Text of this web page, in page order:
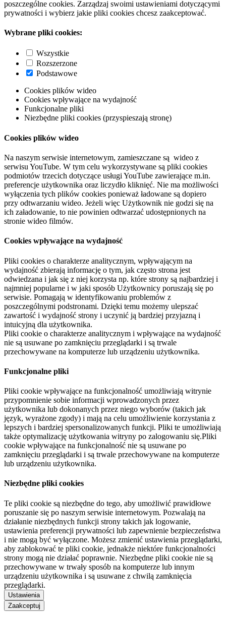
poszczególne cookies. Zarządzaj swoimi ustawieniami dotyczącymi
prywatności i wybierz jakie pliki cookies chcesz zaakceptować.
Wybrane pliki cookies:
Wszystkie
Rozszerzone
Podstawowe
Cookies plików wideo
Cookies wpływające na wydajność
Funkcjonalne pliki
Niezbędne pliki cookies (przyspieszają stronę)
Cookies plików wideo
Na naszym serwisie internetowym, zamieszczane są wideo z
serwisu YouTube. W tym celu wykorzystywane są pliki cookies
podmiotów trzecich dotyczące usługi YouTube zawierające m.in.
preferencje użytkownika oraz liczydło kliknięć. Nie ma możliwości
wyłączenia tych plików cookies ponieważ ładowane są dopiero
przy odtwarzaniu wideo. Jeżeli więc Użytkownik nie godzi się na
ich załadowanie, to nie powinien odtwarzać udostępnionych na
stronie wideo filmów.
Cookies wpływające na wydajność
Pliki cookies o charakterze analitycznym, wpływającym na
wydajność zbierają informację o tym, jak często strona jest
odwiedzana i jak się z niej korzysta np. które strony są najbardziej i
najmniej popularne i w jaki sposób Użytkownicy poruszają się po
serwisie. Pomagają w identyfikowaniu problemów z
poszczególnymi podstronami. Dzięki temu możemy ulepszać
zawartość i wydajność strony i uczynić ją bardziej przyjazną i
intuicyjną dla użytkownika.
Pliki cookie o charakterze analitycznym i wpływające na wydajność
nie są usuwane po zamknięciu przeglądarki i są trwale
przechowywane na komputerze lub urządzeniu użytkownika.
Funkcjonalne pliki
Pliki cookie wpływające na funkcjonalność umożliwiają witrynie
przypomnienie sobie informacji wprowadzonych przez
użytkownika lub dokonanych przez niego wyborów (takich jak
język, wyrażone zgody) i mają na celu umożliwienie korzystania z
lepszych i bardziej spersonalizowanych funkcji. Pliki te umożliwiają
także optymalizację użytkowania witryny po zalogowaniu się.Pliki
cookie wpływające na funkcjonalność nie są usuwane po
zamknięciu przeglądarki i są trwale przechowywane na komputerze
lub urządzeniu użytkownika.
Niezbędne pliki cookies
Te pliki cookie są niezbędne do tego, aby umożliwić prawidłowe
poruszanie się po naszym serwisie internetowym. Pozwalają na
działanie niezbędnych funkcji strony takich jak logowanie,
ustawienia preferencji prywatności lub zapewnienie bezpieczeństwa
i nie mogą być wyłączone. Możesz zmienić ustawienia przeglądarki,
aby zablokować te pliki cookie, jednakże niektóre funkcjonalności
strony mogą nie działać poprawnie. Niezbędne pliki cookie nie są
przechowywane w trwały sposób na komputerze lub innym
urządzeniu użytkownika i są usuwane z chwilą zamknięcia
przeglądarki.
Ustawienia
Zaakceptuj